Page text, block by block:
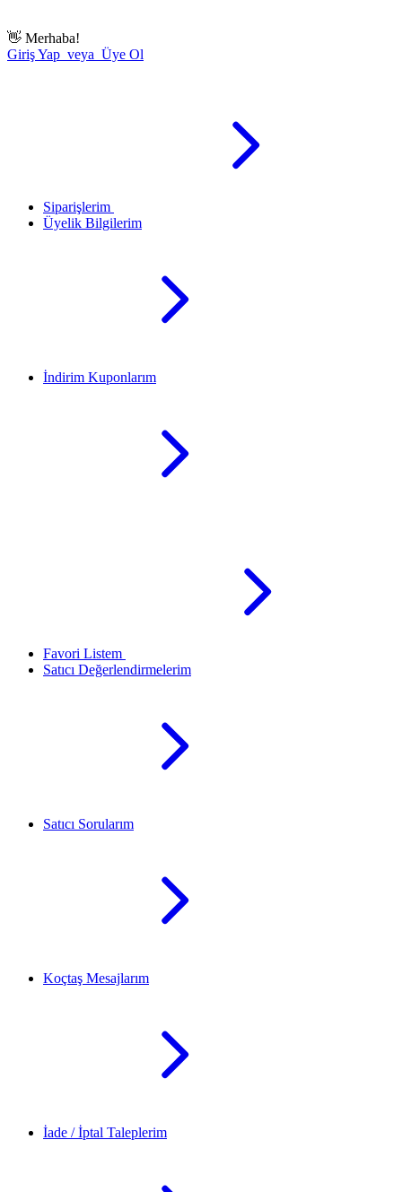
👋 Merhaba!
Giriş Yap veya Üye Ol
Siparişlerim
Üyelik Bilgilerim
İndirim Kuponlarım
Favori Listem
Satıcı Değerlendirmelerim
Satıcı Sorularım
Koçtaş Mesajlarım
İade / İptal Taleplerim